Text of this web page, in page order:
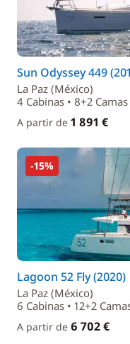
Sun Odyssey 449
La Paz (México)
4 Cabinas • 8+2
A partir de 1 891 €
-15%
Lagoon 52 Fly (2020)
La Paz (México)
6 Cabinas • 12+2
A partir de 6 702 €